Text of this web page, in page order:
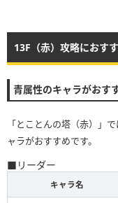
13F（赤）攻略におす
青属性のキャラがおす
「とことんの塔（赤）」
ャラがおすすめです。
■リーダー
キャラ名